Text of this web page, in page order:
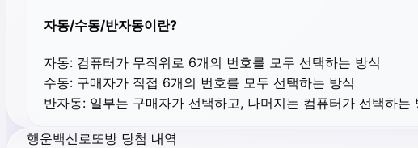
자동/수동/반자동이란?
자동: 컴퓨터가 무작위로 6개의 번호를 모두 선택하는 방식
수동: 구매자가 직접 6개의 번호를 모두 선택하는 방식
반자동: 일부는 구매자가 선택하고, 나머지는 컴퓨터가 선택하는
행운백신로또방 당첨 내역